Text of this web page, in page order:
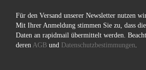
Für den Versand unserer Newsletter nutzen
Mit Ihrer Anmeldung stimmen Sie zu, dass die
Daten an rapidmail übermittelt werden.
deren AGBund Datenschutzbestimmungen